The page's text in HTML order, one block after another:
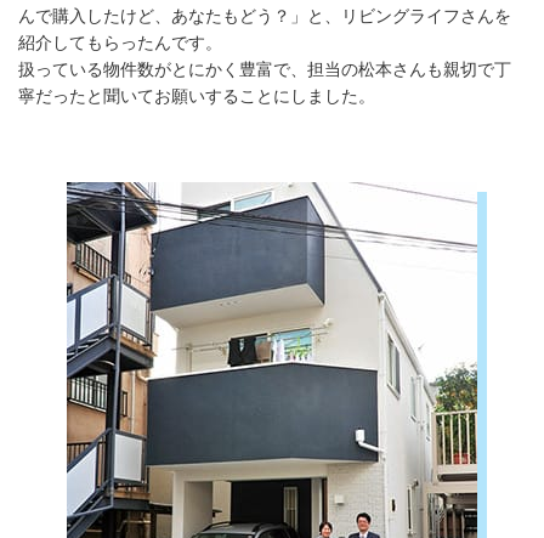
んで購入したけど、あなたもどう？」と、リビングライフさんを
紹介してもらったんです。
扱っている物件数がとにかく豊富で、担当の松本さんも親切で丁
寧だったと聞いてお願いすることにしました。